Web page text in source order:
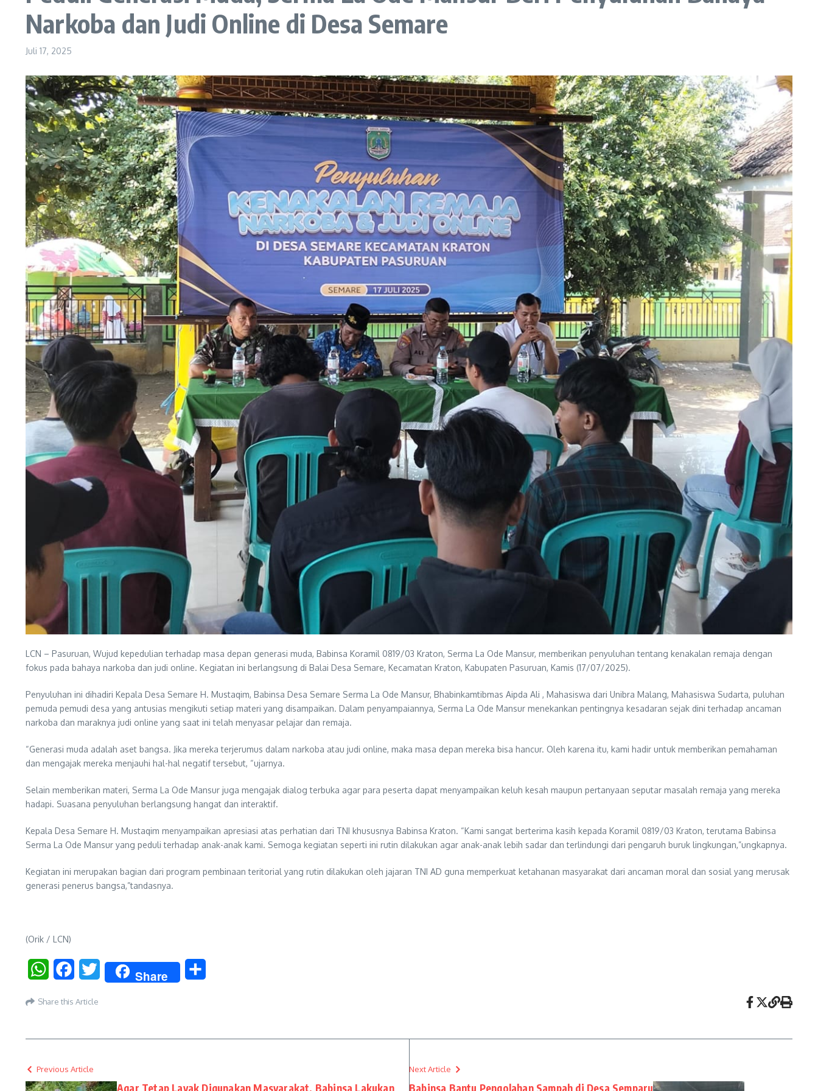
Narkoba dan Judi Online di Desa Semare
Juli 17, 2025
LCN – Pasuruan, Wujud kepedulian terhadap masa depan generasi muda, Babinsa Koramil 0819/03 Kraton, Serma La Ode Mansur, memberikan penyuluhan tentang kenakalan remaja dengan
fokus pada bahaya narkoba dan judi online. Kegiatan ini berlangsung di Balai Desa Semare, Kecamatan Kraton, Kabupaten Pasuruan, Kamis (17/07/2025).
Penyuluhan ini dihadiri Kepala Desa Semare H. Mustaqim, Babinsa Desa Semare Serma La Ode Mansur, Bhabinkamtibmas Aipda Ali , Mahasiswa dari Unibra Malang, Mahasiswa Sudarta, puluhan
pemuda pemudi desa yang antusias mengikuti setiap materi yang disampaikan. Dalam penyampaiannya, Serma La Ode Mansur menekankan pentingnya kesadaran sejak dini terhadap ancaman
narkoba dan maraknya judi online yang saat ini telah menyasar pelajar dan remaja.
“Generasi muda adalah aset bangsa. Jika mereka terjerumus dalam narkoba atau judi online, maka masa depan mereka bisa hancur. Oleh karena itu, kami hadir untuk memberikan pemahaman
dan mengajak mereka menjauhi hal-hal negatif tersebut, “ujarnya.
Selain memberikan materi, Serma La Ode Mansur juga mengajak dialog terbuka agar para peserta dapat menyampaikan keluh kesah maupun pertanyaan seputar masalah remaja yang mereka
hadapi. Suasana penyuluhan berlangsung hangat dan interaktif.
Kepala Desa Semare H. Mustaqim menyampaikan apresiasi atas perhatian dari TNI khususnya Babinsa Kraton. “Kami sangat berterima kasih kepada Koramil 0819/03 Kraton, terutama Babinsa
Serma La Ode Mansur yang peduli terhadap anak-anak kami. Semoga kegiatan seperti ini rutin dilakukan agar anak-anak lebih sadar dan terlindungi dari pengaruh buruk lingkungan,”ungkapnya.
Kegiatan ini merupakan bagian dari program pembinaan teritorial yang rutin dilakukan oleh jajaran TNI AD guna memperkuat ketahanan masyarakat dari ancaman moral dan sosial yang merusak
generasi penerus bangsa,”tandasnya.
(Orik / LCN)
WhatsAppFacebookTwitter Share
Share this Article
Previous Article
Agar Tetap Layak Digunakan Masyarakat, Babinsa Lakukan
Next Article
Babinsa Bantu Pengolahan Sampah di Desa Semparu